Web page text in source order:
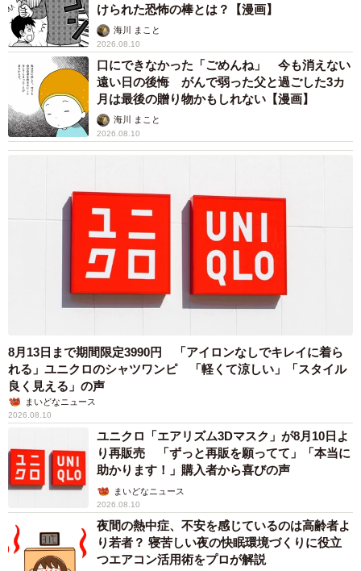
けられた恐怖の棒とは？【漫画】
海川 まこと
2026.08.10
口にできなかった「ごめんね」 今も消えない
遠い日の後悔 がんで弱った父と過ごした3カ
月は最後の贈り物かもしれない【漫画】
海川 まこと
2026.08.10
8月13日まで期間限定3990円 「アイロンなしでキレイに着ら
れる」ユニクロのシャツワンピ 「軽くて涼しい」「スタイル
良く見える」の声
まいどなニュース
2026.08.10
ユニクロ「エアリズム3Dマスク」が8月10日よ
り再販売 「ずっと再販を願ってて」「本当に
助かります！」購入者から喜びの声
まいどなニュース
2026.08.10
夜間の熱中症、不安を感じているのは高齢者よ
り若者？ 寝苦しい夜の快眠環境づくりに役立
つエアコン活用術をプロが解説